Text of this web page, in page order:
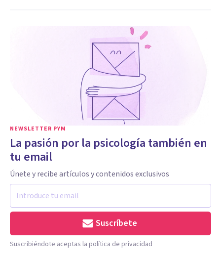
NEWSLETTER PYM
La pasión por la psicología también en
tu email
Únete y recibe artículos y contenidos exclusivos
Suscríbete
Suscribiéndote aceptas la política de privacidad